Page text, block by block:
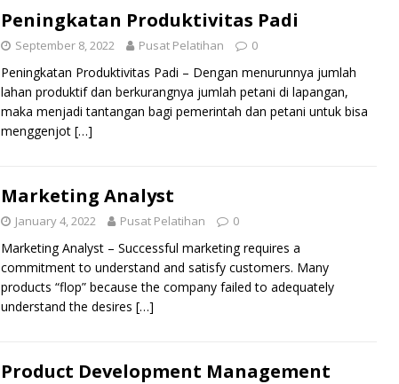
Peningkatan Produktivitas Padi
September 8, 2022 Pusat Pelatihan 0
Peningkatan Produktivitas Padi – Dengan menurunnya jumlah
lahan produktif dan berkurangnya jumlah petani di lapangan,
maka menjadi tantangan bagi pemerintah dan petani untuk bisa
menggenjot […]
Marketing Analyst
January 4, 2022 Pusat Pelatihan 0
Marketing Analyst – Successful marketing requires a
commitment to understand and satisfy customers. Many
products “flop” because the company failed to adequately
understand the desires […]
Product Development Management